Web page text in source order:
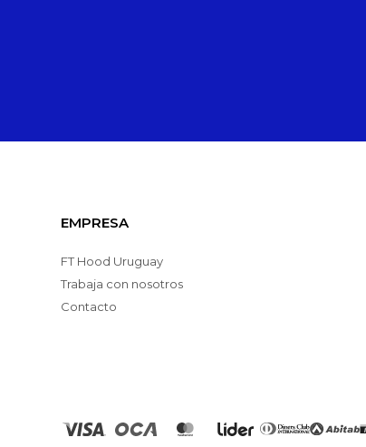
EMPRESA
FT Hood Uruguay
Trabaja con nosotros
Contacto